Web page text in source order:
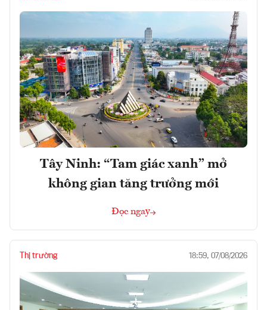
Tây Ninh: “Tam giác xanh” mở
không gian tăng trưởng mới
Đọc ngay
Thị trường 18:59, 07/08/2026